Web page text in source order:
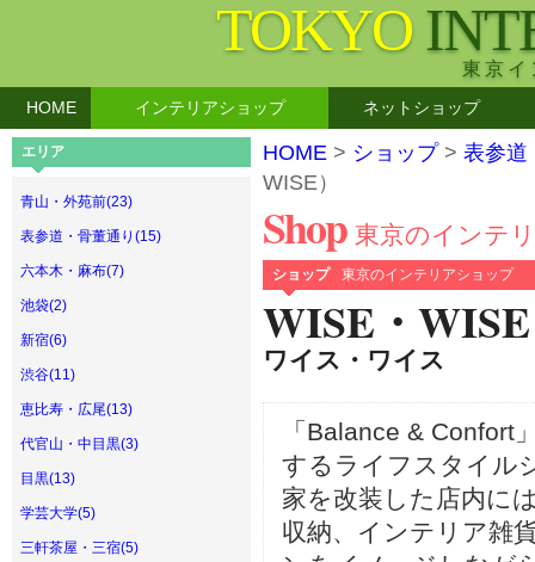
TOKYO
東京イ
HOME インテリアショップ ネットショップ
エリア
青山・外苑前(23)
表参道・骨董通り(15)
六本木・麻布(7)
池袋(2)
新宿(6)
渋谷(11)
恵比寿・広尾(13)
代官山・中目黒(3)
目黒(13)
学芸大学(5)
三軒茶屋・三宿(5)
HOME > ショップ> 表参道
WISE）
Shop 東京のインテ
ショップ 東京のインテリアショップ
WISE・WISE
ワイス・ワイス
「Balance &
するライフスタイル
家を改装した店内に
収納、インテリア雑